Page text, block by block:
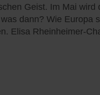
Geist. Im Mai wird
dann? Wie Europa
Elisa Rheinheimer-